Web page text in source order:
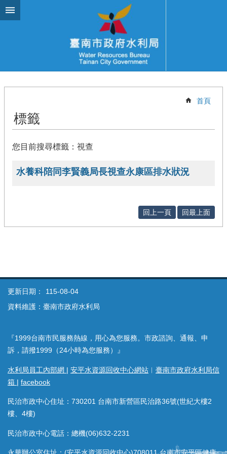
跳到主要內容區塊
首頁
標籤
您目前搜尋標籤：視查
水養科陪同李賢義局長視查永康區排水狀況
回上一頁 回最上面
更新日期：
115-08-04
資料維護：臺南市政府水利局
『1999台南市民服務熱線，用心為您服務。市政諮詢、通報、申
訴，請撥1999（24小時為您服務）』
水利局員工內部網 | 安平水資源回收中心網站 ︱ 臺南市政府水利局信
箱 | facebook
民治市政中心住址：730201 台南市新營區民治路36號(世紀大樓2
樓、4樓)
民治市政中心電話：總機(06)632-2231